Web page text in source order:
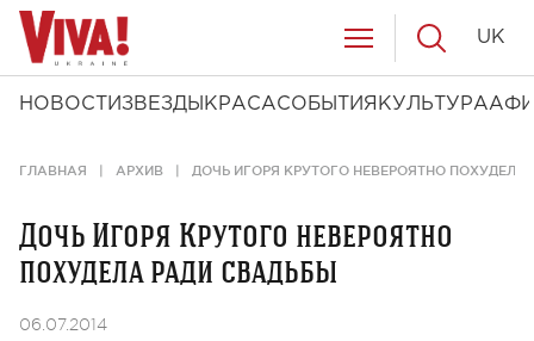
НОВОСТИ ЗВЕЗДЫ КРАСАСОБЫТИЯ КУЛЬТУРА
UK
ГЛАВНАЯ АРХИВ ДОЧЬ ИГОРЯ КРУТОГО НЕВЕРОЯТНО ПОХУДЕЛА
Дочь Игоря Крутого невероятно
похудела ради свадьбы
06.07.2014